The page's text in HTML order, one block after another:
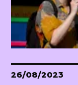
26/08/2023